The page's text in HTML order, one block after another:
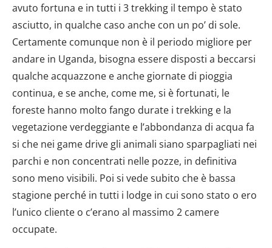
avuto fortuna e in tutti i 3 trekking il tempo è stato
asciutto, in qualche caso anche con un po’ di sole.
Certamente comunque non è il periodo migliore per
andare in Uganda, bisogna essere disposti a beccarsi
qualche acquazzone e anche giornate di pioggia
continua, e se anche, come me, si è fortunati, le
foreste hanno molto fango durate i trekking e la
vegetazione verdeggiante e l’abbondanza di acqua fa
si che nei game drive gli animali siano sparpagliati nei
parchi e non concentrati nelle pozze, in definitiva
sono meno visibili. Poi si vede subito che è bassa
stagione perché in tutti i lodge in cui sono stato o ero
l’unico cliente o c’erano al massimo 2 camere
occupate.